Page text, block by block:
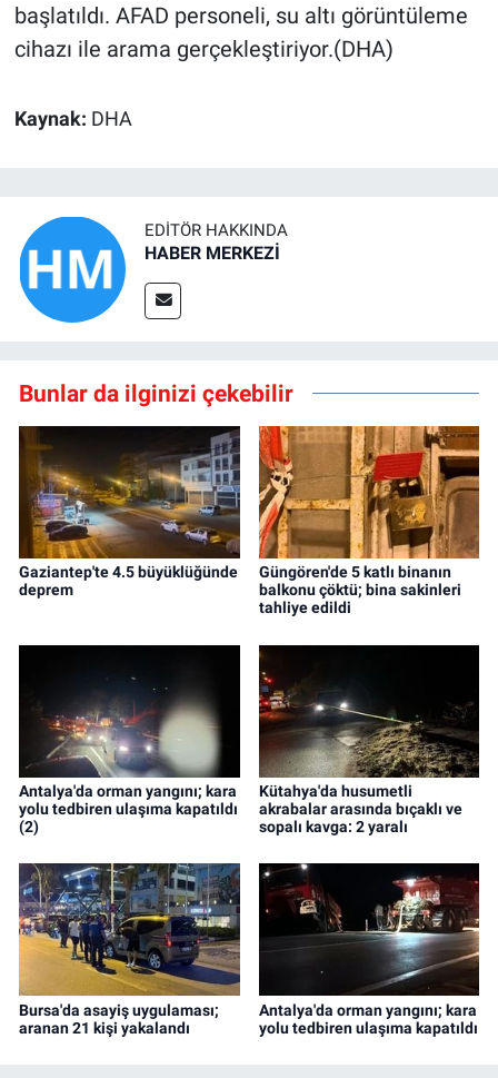
başlatıldı. AFAD personeli, su altı görüntüleme
cihazı ile arama gerçekleştiriyor.(DHA)
Kaynak: DHA
EDITÖR HAKKINDA
HABER MERKEZİ
Bunlar da ilginizi çekebilir
Gaziantep'te 4.5 büyüklüğünde
deprem
Güngören'de 5 katlı binanın
balkonu çöktü; bina sakinleri
tahliye edildi
Antalya'da orman yangını; kara
yolu tedbiren ulaşıma kapatıldı
(2)
Kütahya'da husumetli
akrabalar arasında bıçaklı ve
sopalı kavga: 2 yaralı
Bursa'da asayiş uygulaması;
aranan 21 kişi yakalandı
Antalya'da orman yangını; kara
yolu tedbiren ulaşıma kapatıldı